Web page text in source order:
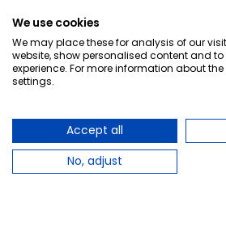
We use cookies
We may place these for analysis of our
website, show personalised content and
experience. For more information about
settings.
Accept all
No, adjust